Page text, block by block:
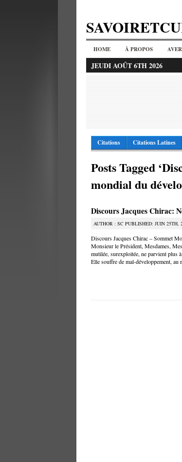
HOME À PROPOS
JEUDI AOÛT 6TH 2026
Citations Citations Latines
Posts Tagged
mondial du
Discours Jacques Chirac:
AUTHOR : SC PUBLISHED: JUIN 25TH,
Discours Jacques Chirac – Sommet
Monsieur le Président, Mesdames,
mutilée, surexploitée, ne parvient plus
Elle souffre de mal-développement, au